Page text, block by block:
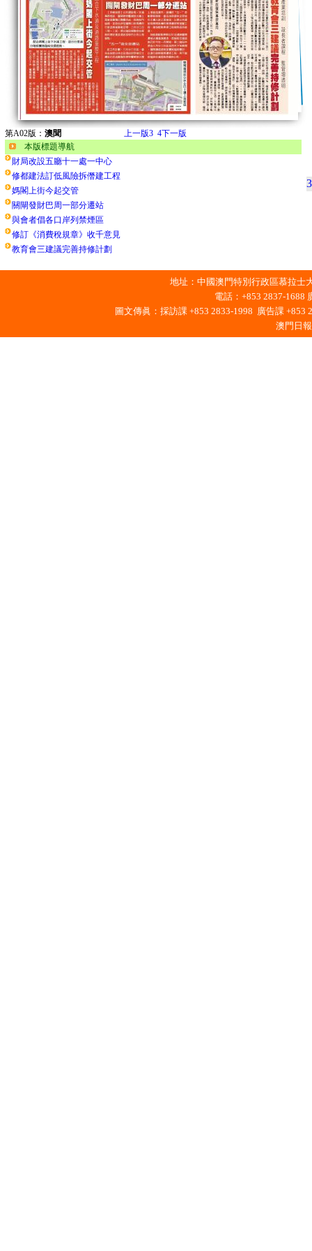
第A02版： 澳聞 上一版3 4下一版
本版標題導航
財局改設五廳十一處一中心
修都建法訂低風險拆僭建工程
媽閣上街今起交管
關閘發財巴周一部分遷站
與會者倡各口岸列禁煙區
修訂《消費稅規章》收千意見
教育會三建議完善持修計劃
3